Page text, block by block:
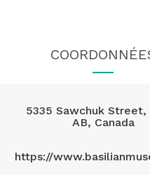
5335 Sawchuk Street,
AB, Canada
https://